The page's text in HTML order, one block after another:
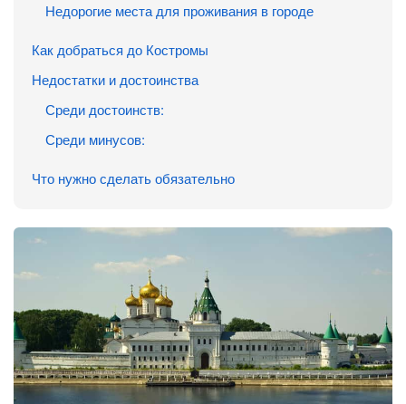
Недорогие места для проживания в городе
Как добраться до Костромы
Недостатки и достоинства
Среди достоинств:
Среди минусов:
Что нужно сделать обязательно